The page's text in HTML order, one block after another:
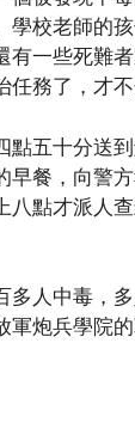
校老師的
一些死難
務了，才不
五十分送
餐，向警
點才派人
人中毒，
炮兵學院